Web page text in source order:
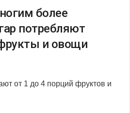
более
потребляют
и овощи
от 1 до 4 порций фруктов и